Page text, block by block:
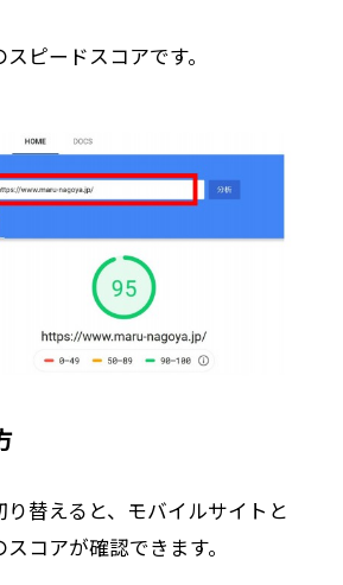
ピードスコアです。
替えると、モバイルサイトと
コアが確認できます。